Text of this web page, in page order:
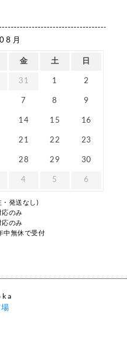
月
金 土 日
31 1 2
7 8 9
14 15 16
21 22 23
28 29 30
4 5 6
発送なし)
応のみ
応のみ
中無休で受付